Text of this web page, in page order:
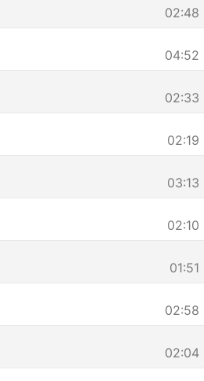
02:48
04:52
02:33
02:19
03:13
02:10
01:51
02:58
02:04